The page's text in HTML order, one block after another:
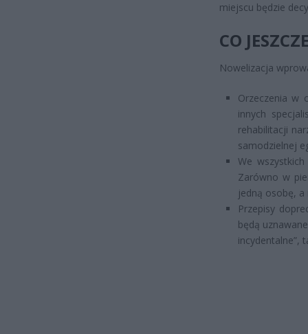
miejscu będzie
CO
Nowelizacja
Orzeczenia w
innych
rehabilitacji
samodzielnej
We
Zarówno w
jedną osobę,
Przepisy
będą
incydentalne”,